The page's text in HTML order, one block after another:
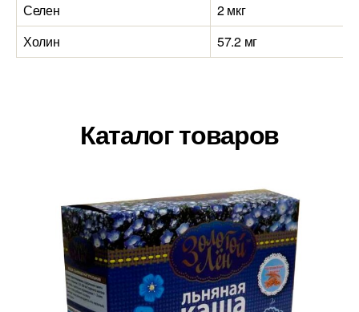
Селен
2 мкг
Холин
57.2 мг
Каталог товаров